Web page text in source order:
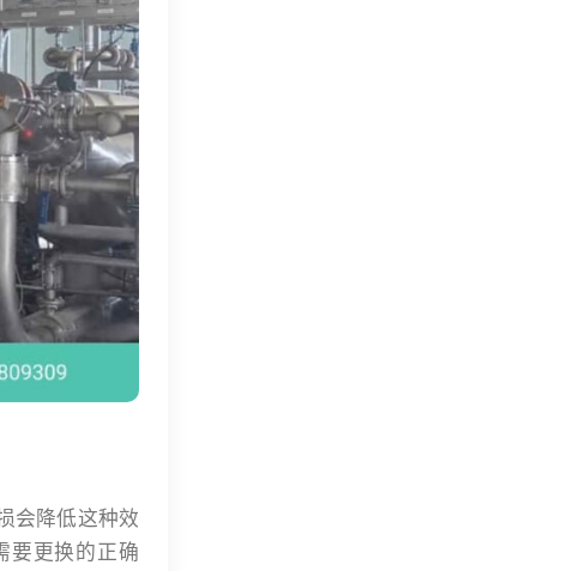
会降低这种效
更换的正确